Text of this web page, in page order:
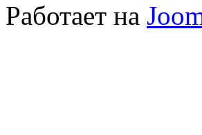
Работает на